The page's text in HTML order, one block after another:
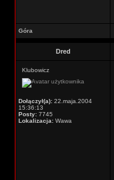
Góra
Dred
Klubowicz
Dołączył(a): 22.maja.2004
15:36:13
Posty: 7745
Lokalizacja: Wawa